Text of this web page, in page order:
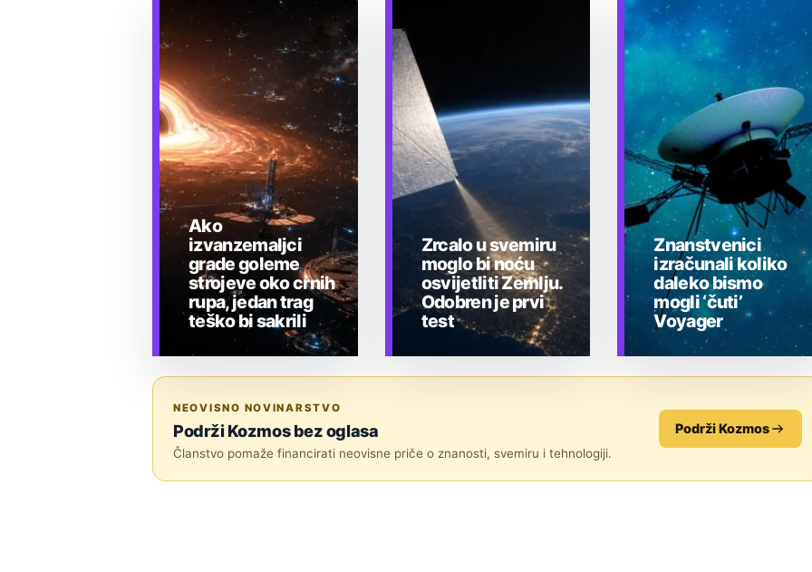
Ako
izvanzemaljci
grade goleme
strojeve oko crnih
rupa, jedan trag
teško bi sakrili
Zrcalo u svemiru
moglo bi noću
osvijetliti Zemlju.
Odobren je prvi
test
Znanstvenici
izračunali koliko
daleko bismo
mogli ‘čuti’
Voyager
NEOVISNO NOVINARSTVO
Podrži Kozmos bez oglasa
Članstvo pomaže financirati neovisne priče o znanosti, svemiru i tehnologiji.
Podrži Kozmos